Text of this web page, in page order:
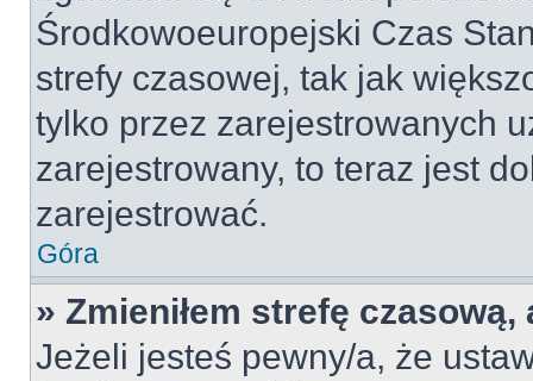
Środkowoeuropejski Czas
strefy czasowej, tak jak
tylko przez zarejestrowanych
zarejestrowany, to teraz jest
zarejestrować.
Góra
» Zmieniłem strefę
Jeżeli jesteś pewny/a, że